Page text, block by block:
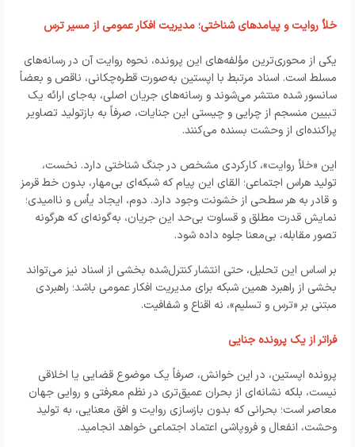
خلأ روایت و پیامدهای شناختی؛ مدیریت افکار عمومی از مسیر ترس
یکی از محوری‌ترین مؤلفه‌های این پرونده، نحوه روایت آن در رسانه‌های
مسلط است. اسناد مرتبط با اپستین به‌صورت قطره‌چکانی، ناقص و بعضاً
سانسور شده منتشر می‌شوند و رسانه‌های جریان اصلی، به‌جای ارائه یک
تبیین منسجم از چرایی و چیستی این جنایات، صرفاً به بازتولید تصاویر
پراکنده‌ای از وحشت بسنده می‌کنند.
این «خلأ روایت»، کارکردی مشخص در جنگ شناختی دارد. نخست،
تولید هراس اجتماعی؛ القای این پیام که شبکه‌ای بی‌مهار، بدون خط قرمز
و قادر به هر سطحی از خشونت وجود دارد. دوم، ایجاد یأس و ناامیدی؛
نمایش قدرت مطلق و قساوت بی‌حد این جریان، به‌گونه‌ای که هرگونه
تصور مقابله، بی‌معنا جلوه داده شود.
بر اساس این تحلیل، حتی انتشار کنترل‌شده بخشی از اسناد نیز می‌تواند
بخشی از راهبرد همین شبکه برای مدیریت افکار عمومی باشد؛ راهبردی
مبتنی بر «ترس و تسلیم»، نه اقناع و شفافیت.
فراتر از یک پرونده جنایی
پرونده اپستین، در این خوانش، صرفاً یک موضوع قضایی یا اخلاقی
نیست، بلکه نشانه‌ای از بحران عمیق‌تری در نظم معرفتی و روایی جهان
معاصر است؛ بحرانی که بدون بازسازی روایت و افق معنایی، به تولید
وحشت، انفعال و فروپاشی اعتماد اجتماعی خواهد انجامید.